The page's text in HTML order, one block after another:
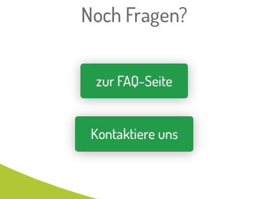
Noch Fragen?
zur FAQ-Seite
Kontaktiere uns